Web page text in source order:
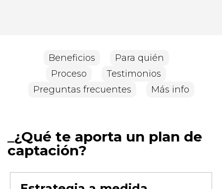
Beneficios
Para quién
Proceso
Testimonios
Preguntas frecuentes
Más info
¿Qué te aporta un plan de
captación?